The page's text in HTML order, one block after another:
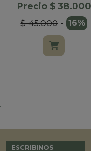
Precio $ 38.000
$ 45.000-16%
ESCRIBINOS